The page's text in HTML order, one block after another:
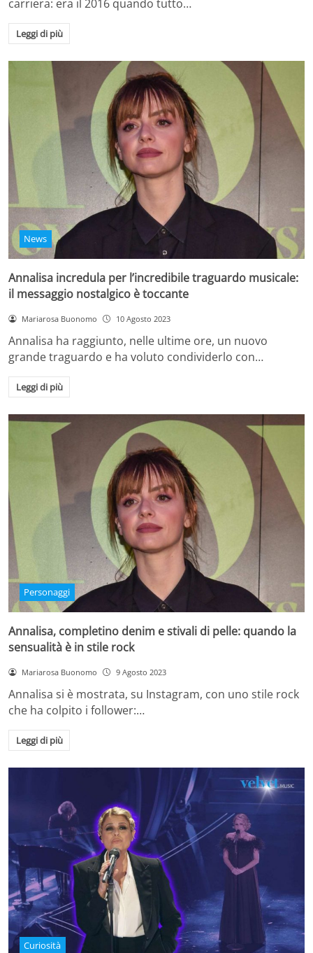
carriera: era il 2016 quando tutto…
Leggi di più
News
Annalisa incredula per l’incredibile traguardo musicale:
il messaggio nostalgico è toccante
Mariarosa Buonomo 10 Agosto 2023
Annalisa ha raggiunto, nelle ultime ore, un nuovo
grande traguardo e ha voluto condividerlo con…
Leggi di più
Personaggi
Annalisa, completino denim e stivali di pelle: quando la
sensualità è in stile rock
Mariarosa Buonomo 9 Agosto 2023
Annalisa si è mostrata, su Instagram, con uno stile rock
che ha colpito i follower:…
Leggi di più
Curiosità